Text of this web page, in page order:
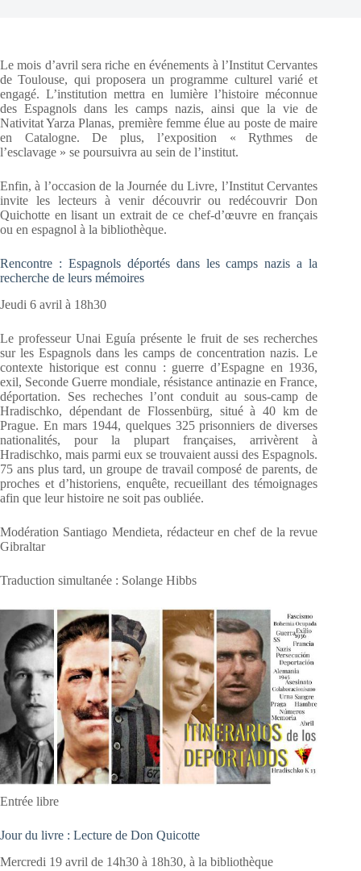
Le mois d’avril sera riche en événements à l’Institut Cervantes
de Toulouse, qui proposera un programme culturel varié et
engagé. L’institution mettra en lumière l’histoire méconnue
des Espagnols dans les camps nazis, ainsi que la vie de
Nativitat Yarza Planas, première femme élue au poste de maire
en Catalogne. De plus, l’exposition « Rythmes de
l’esclavage » se poursuivra au sein de l’institut.
Enfin, à l’occasion de la Journée du Livre, l’Institut Cervantes
invite les lecteurs à venir découvrir ou redécouvrir Don
Quichotte en lisant un extrait de ce chef-d’œuvre en français
ou en espagnol à la bibliothèque.
Rencontre : Espagnols déportés dans les camps nazis a la
recherche de leurs mémoires
Jeudi 6 avril à 18h30
Le professeur Unai Eguía présente le fruit de ses recherches
sur les Espagnols dans les camps de concentration nazis. Le
contexte historique est connu : guerre d’Espagne en 1936,
exil, Seconde Guerre mondiale, résistance antinazie en France,
déportation. Ses recheches l’ont conduit au sous-camp de
Hradischko, dépendant de Flossenbürg, situé à 40 km de
Prague. En mars 1944, quelques 325 prisonniers de diverses
nationalités, pour la plupart françaises, arrivèrent à
Hradischko, mais parmi eux se trouvaient aussi des Espagnols.
75 ans plus tard, un groupe de travail composé de parents, de
proches et d’historiens, enquête, recueillant des témoignages
afin que leur histoire ne soit pas oubliée.
Modération Santiago Mendieta, rédacteur en chef de la revue
Gibraltar
Traduction simultanée : Solange Hibbs
Entrée libre
Jour du livre : Lecture de Don Quicotte
Mercredi 19 avril de 14h30 à 18h30, à la bibliothèque